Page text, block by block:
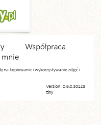
Współpraca
mnie
na kopiowanie i wykorzystywanie zdjęć i
Version: 0.6.0.30125
tiny